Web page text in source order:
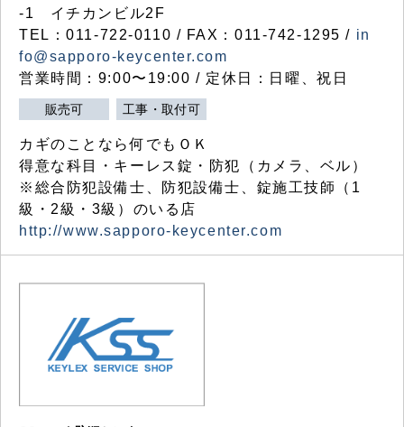
-1 イチカンビル2F
TEL：011-722-0110 / FAX：011-742-1295 / in
fo@sapporo-keycenter.com
営業時間：9:00〜19:00 / 定休日：日曜、祝日
販売可 工事・取付可
カギのことなら何でもＯＫ
得意な科目・キーレス錠・防犯（カメラ、ベル）
※総合防犯設備士、防犯設備士、錠施工技師（1
級・2級・3級）のいる店
http://www.sapporo-keycenter.com